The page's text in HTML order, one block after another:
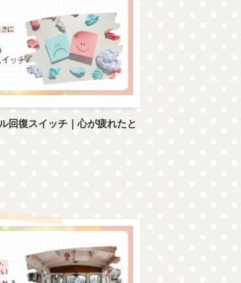
回復スイッチ｜心が疲れたと